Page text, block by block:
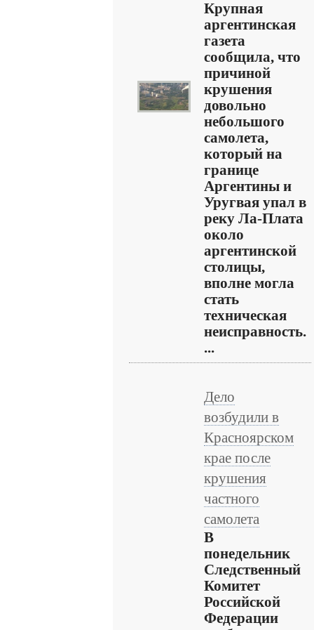
Крупная
аргентинская
газета
сообщила, что
причиной
крушения
довольно
небольшого
самолета,
который на
границе
Аргентины и
Уругвая упал в
реку Ла-Плата
около
аргентинской
столицы,
вполне могла
стать
техническая
неисправность.
...
Дело
возбудили в
Красноярском
крае после
крушения
частного
самолета
В
понедельник
Следственный
Комитет
Российской
Федерации